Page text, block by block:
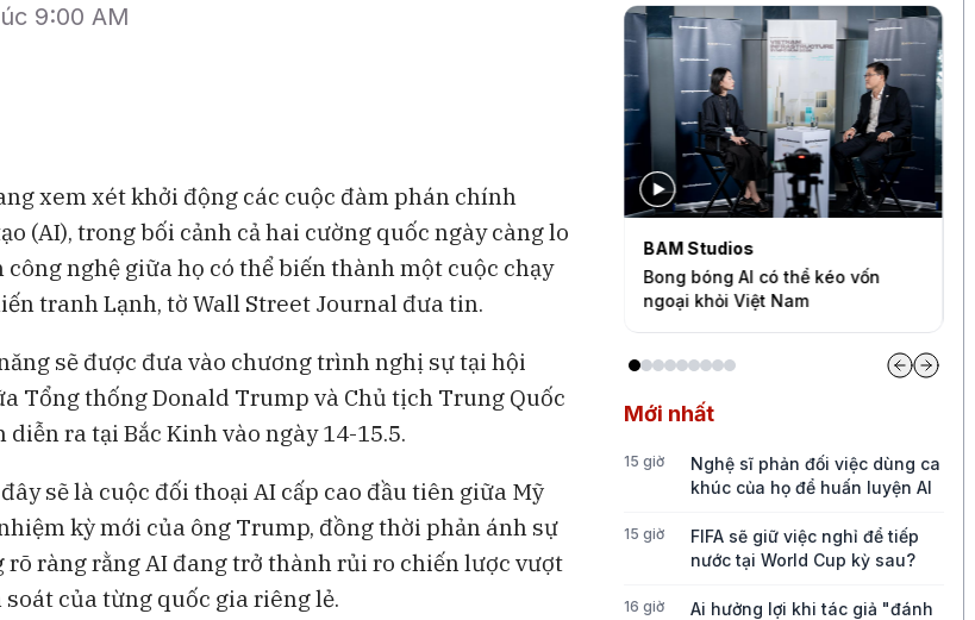
9:00 AM
xem xét khởi động các cuộc đàm phán chính
(AI), trong bối cảnh cả hai cường quốc ngày càng lo
nghệ giữa họ có thể biến thành một cuộc chạy
tranh Lạnh, tờ Wall Street Journal đưa tin.
sẽ được đưa vào chương trình nghị sự tại hội
Tổng thống Donald Trump và Chủ tịch Trung Quốc
diễn ra tại Bắc Kinh vào ngày 14-15.5.
sẽ là cuộc đối thoại AI cấp cao đầu tiên giữa Mỹ
kỳ mới của ông Trump, đồng thời phản ánh sự
rõ ràng rằng AI đang trở thành rủi ro chiến lược vượt
của từng quốc gia riêng lẻ.
BAM Studios
Bong bóng AI có thể kéo vốn
ngoại khỏi Việt Nam
Bloomberg Television
Những chiếc quần quá mỏng
đang thách thức tăng trưởng của
Mới nhất
15 giờ
Nghệ sĩ phản đối việc dùng ca
khúc của họ để huấn luyện AI
15 giờ
FIFA sẽ giữ việc nghỉ để tiếp
nước tại World Cup kỳ sau?
16 giờ
Ai hưởng lợi khi tác giả "đánh